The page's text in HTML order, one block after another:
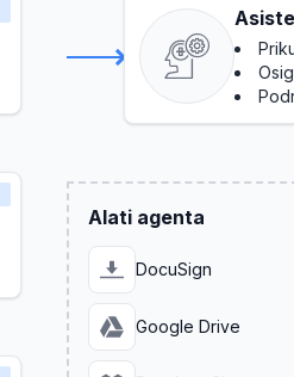
Alati agenta
DocuSign
Google Drive